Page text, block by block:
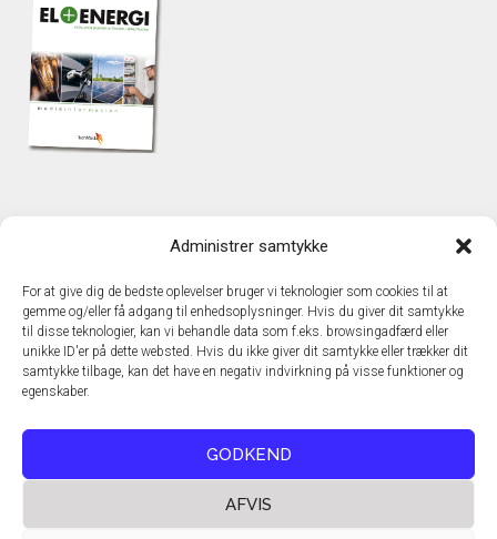
Administrer samtykke
For at give dig de bedste oplevelser bruger vi teknologier som cookies til at
gemme og/eller få adgang til enhedsoplysninger. Hvis du giver dit samtykke
til disse teknologier, kan vi behandle data som f.eks. browsingadfærd eller
unikke ID'er på dette websted. Hvis du ikke giver dit samtykke eller trækker dit
samtykke tilbage, kan det have en negativ indvirkning på visse funktioner og
egenskaber.
GODKEND
AFVIS
TechMedia A/S
DK – 2600 Glostrup
www.techmedia.dk
Telefon: +45 43 24 26 28
E-mail:info@techmedia.dk